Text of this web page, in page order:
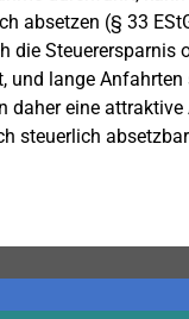
absetzen (§ 33
die Steuerersparnis
lange
daher eine
steuerlich